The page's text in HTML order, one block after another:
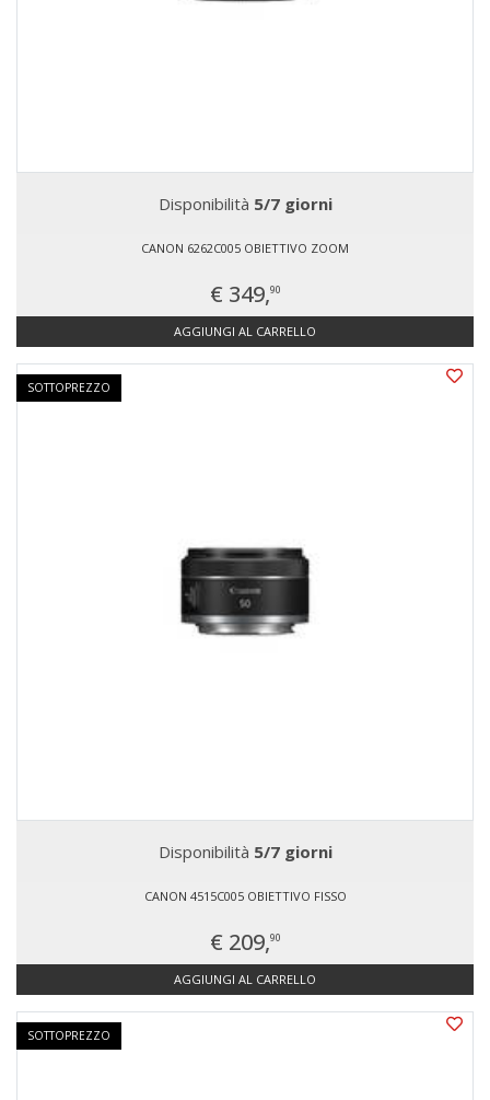
Disponibilità 5/7 giorni
CANON 6262C005 OBIETTIVO ZOOM
€ 349,90
AGGIUNGI AL CARRELLO
SOTTOPREZZO
Disponibilità 5/7 giorni
CANON 4515C005 OBIETTIVO FISSO
€ 209,90
AGGIUNGI AL CARRELLO
SOTTOPREZZO